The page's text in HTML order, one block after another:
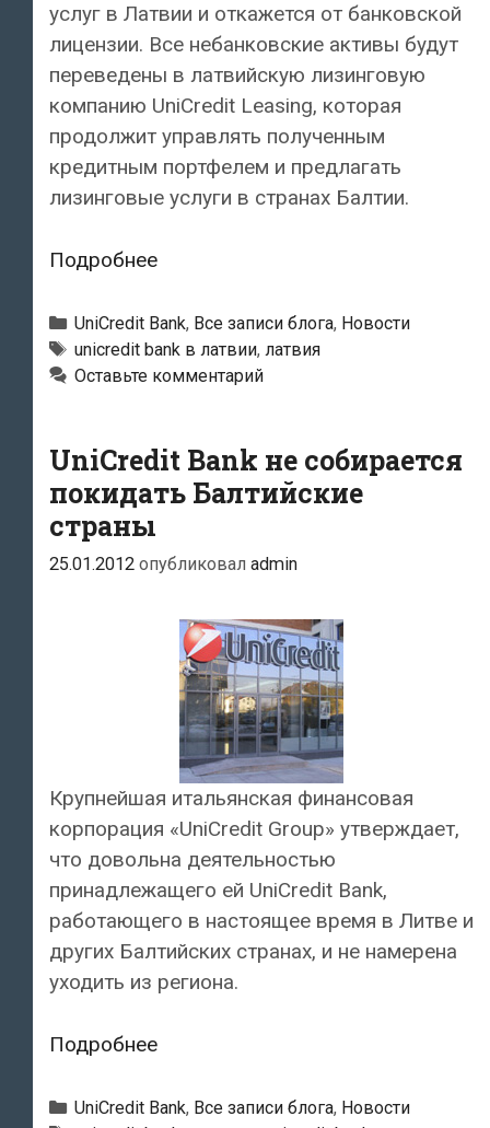
услуг в Латвии и откажется от банковской
лицензии. Все небанковские активы будут
переведены в латвийскую лизинговую
компанию UniCredit Leasing, которая
продолжит управлять полученным
кредитным портфелем и предлагать
лизинговые услуги в странах Балтии.
ПодробнееИтальянский
Bank
решил
уйти
из
Латвии
Рубрики
UniCredit Bank, Все записи блога, Новости
Тэги
unicredit bank в латвии, латвия
Оставьте комментарий
UniCredit Bank не собирается
покидать Балтийские
страны
25.01.2012 опубликовал admin
Крупнейшая итальянская финансовая
корпорация «UniCredit Group» утверждает,
что довольна деятельностью
принадлежащего ей UniCredit Bank,
работающего в настоящее время в Литве и
других Балтийских странах, и не намерена
уходить из региона.
ПодробнееUniCredit
не
Рубрики
UniCredit Bank, Все записи блога, Новости